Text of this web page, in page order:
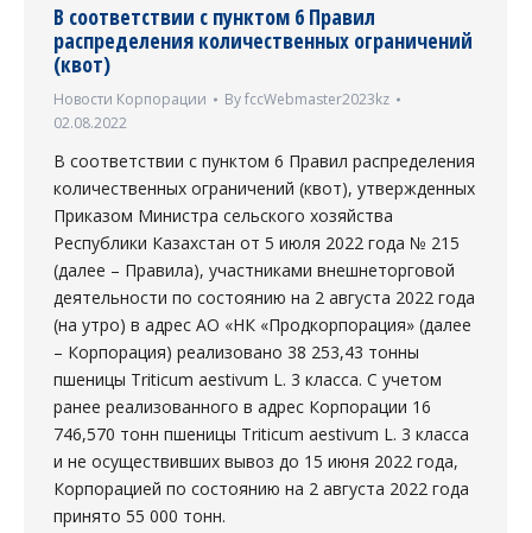
В соответствии с пунктом 6 Правил
распределения количественных ограничений
(квот)
Новости Корпорации ByfccWebmaster2023kz
02.08.2022
В соответствии с пунктом 6 Правил распределения
количественных ограничений (квот), утвержденных
Приказом Министра сельского хозяйства
Республики Казахстан от 5 июля 2022 года № 215
(далее – Правила), участниками внешнеторговой
деятельности по состоянию на 2 августа 2022 года
(на утро) в адрес АО «НК «Продкорпорация» (далее
– Корпорация) реализовано 38 253,43 тонны
пшеницы Triticum aestivum L. 3 класса. С учетом
ранее реализованного в адрес Корпорации 16
746,570 тонн пшеницы Triticum aestivum L. 3 класса
и не осуществивших вывоз до 15 июня 2022 года,
Корпорацией по состоянию на 2 августа 2022 года
принято 55 000 тонн.